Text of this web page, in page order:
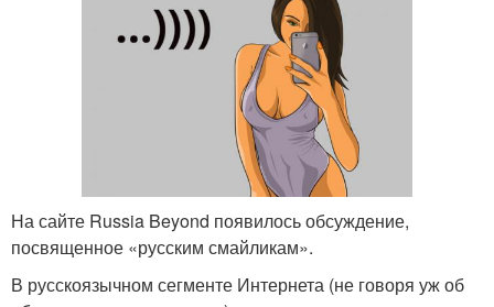
На сайте Russia Beyond появилось обсуждение,
посвященное «русским смайликам».
В русскоязычном сегменте Интернета (не говоря уж об